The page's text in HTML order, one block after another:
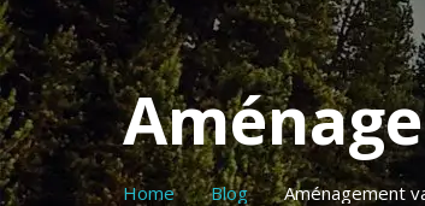
Home Blog Aménagement